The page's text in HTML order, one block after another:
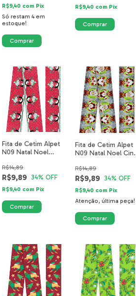
R$9,40 com Pix
Só restam4em
estoque!
R$9,40 com Pix
Fita de Cetim Alpet
N09 Natal Noel
40mm
R$9,89
R$14,89
34% OFF
R$9,40 com Pix
Fita de Cetim Alpet
N09 Natal Noel
40mm
R$9,89
R$14,89
34% OFF
R$9,40 com Pix
Atenção, última peça!